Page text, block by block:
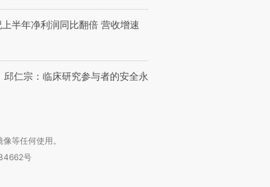
上半年净利润同比翻倍 营收增速
邱仁宗：临床研究参与者的安全永
等任何使用。
号